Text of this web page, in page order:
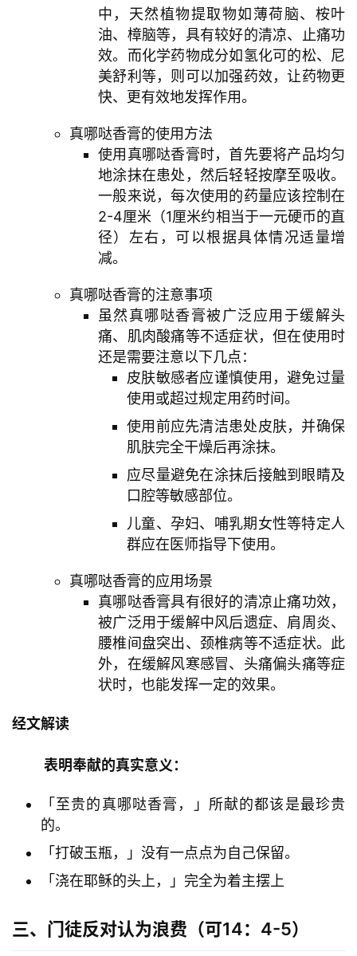
注册
中，天然植物提取物如薄荷脑、桉叶
油、樟脑等，具有较好的清凉、止痛功
效。而化学药物成分如氢化可的松、尼
美舒利等，则可以加强药效，让药物更
快、更有效地发挥作用。
真哪哒香膏的使用方法
使用真哪哒香膏时，首先要将产品均匀
地涂抹在患处，然后轻轻按摩至吸收。
一般来说，每次使用的药量应该控制在
2-4厘米（1厘米约相当于一元硬币的直
径）左右，可以根据具体情况适量增
减。
真哪哒香膏的注意事项
虽然真哪哒香膏被广泛应用于缓解头
痛、肌肉酸痛等不适症状，但在使用时
还是需要注意以下几点：
皮肤敏感者应谨慎使用，避免过量
使用或超过规定用药时间。
使用前应先清洁患处皮肤，并确保
肌肤完全干燥后再涂抹。
应尽量避免在涂抹后接触到眼睛及
口腔等敏感部位。
儿童、孕妇、哺乳期女性等特定人
群应在医师指导下使用。
真哪哒香膏的应用场景
真哪哒香膏具有很好的清凉止痛功效，
被广泛用于缓解中风后遗症、肩周炎、
腰椎间盘突出、颈椎病等不适症状。此
外，在缓解风寒感冒、头痛偏头痛等症
状时，也能发挥一定的效果。
经文解读
表明奉献的真实意义：
「至贵的真哪哒香膏，」所献的都该是最珍贵
的。
「打破玉瓶，」没有一点点为自己保留。
「浇在耶稣的头上，」完全为着主摆上
三、门徒反对认为浪费（可14：4-5）